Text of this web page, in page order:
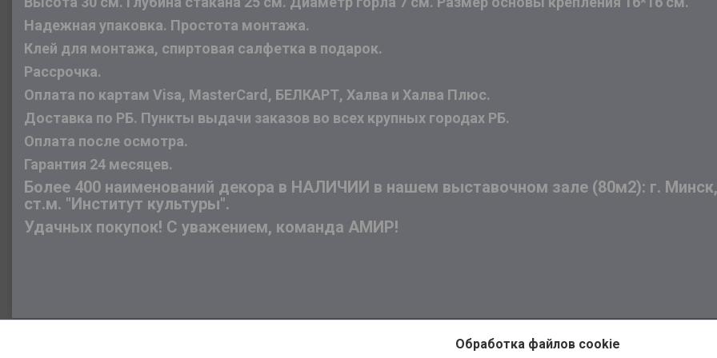
Надежная упаковка. Простота монтажа.
Клей для монтажа, спиртовая салфетка в подарок.
Рассрочка.
Оплата по картам Visa, MasterCard, БЕЛКАРТ, Халва и Халва Плюс.
Доставка по РБ. Пункты выдачи заказов во всех крупных городах РБ.
Оплата после осмотра.
Гарантия 24 месяцев.
Более 400 наименований декора в НАЛИЧИИ в нашем выставочном зале (80м2): г.
ст.м. "Институт культуры".
Удачных покупок! С уважением, команда АМИР!
Обработка файлов cookie